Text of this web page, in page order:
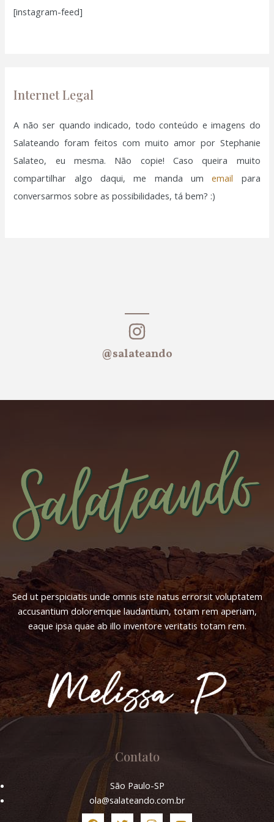
s
r
[instagram-feed]
Internet Legal
A não ser quando indicado, todo conteúdo e imagens do
Salateando foram feitos com muito amor por Stephanie
Salateo, eu mesma. Não copie! Caso queira muito
compartilhar algo daqui, me manda umemail para
conversarmos sobre as possibilidades, tá bem? :)
@salateando
Sed ut perspiciatis unde omnis iste natus errorsit voluptatem
accusantium doloremque laudantium, totam rem aperiam,
eaque ipsa quae ab illo inventore veritatis totam rem.
Contato
São Paulo-SP
ola@salateando.com.br